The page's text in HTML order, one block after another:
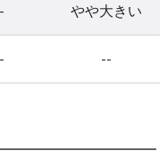
やや大きい
--